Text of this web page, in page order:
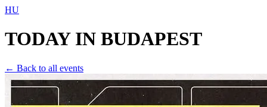
HU
TODAY IN BUDAPEST
← Back to all events